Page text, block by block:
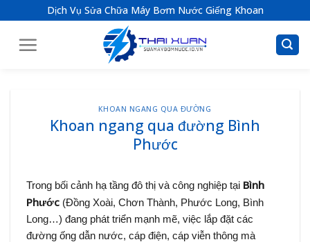
k
Dịch Vụ Sửa Chữa Máy Bơm Nước Giếng Khoan
KHOAN NGANG QUA ĐƯỜNG
Khoan ngang qua đường Bình
Phước
Trong bối cảnh hạ tầng đô thị và công nghiệp tại Bình
Phước(Đồng Xoài, Chơn Thành, Phước Long, Bình
Long…) đang phát triển mạnh mẽ, việc lắp đặt các
đường ống dẫn nước, cáp điện, cáp viễn thông mà